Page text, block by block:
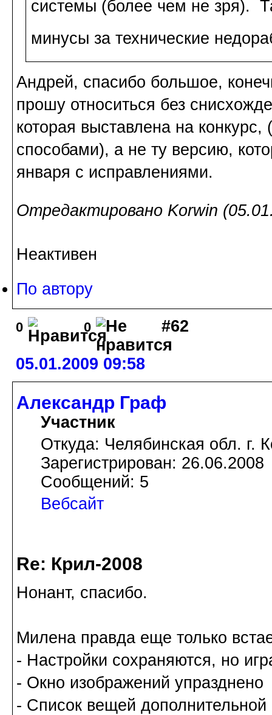
системы (более чем не зря).
минусы за технические
Андрей, спасибо большое,
прошу относиться без
которая выставлена на
способами), а не ту версию,
января с исправлениями.
Отредактировано Korwin
Неактивен
По автору
0 0 #62
05.01.2009 09:58
Александр Граф
Участник
Откуда: Челябинская обл. г.
Зарегистрирован: 26.06.2008
Сообщений: 5
Вебсайт
Re: Крил-2008
Нонант, спасибо.
Милена правда еще только
- Настройки сохраняются, но
- Окно изображений упразднено
- Список вещей